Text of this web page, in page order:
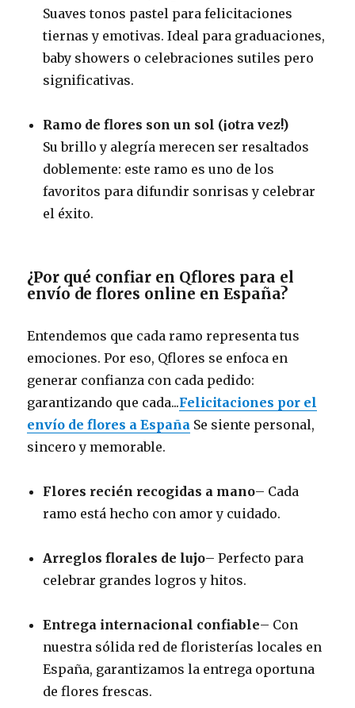
Suaves tonos pastel para felicitaciones
tiernas y emotivas. Ideal para graduaciones,
baby showers o celebraciones sutiles pero
significativas.
Ramo de flores son un sol (¡otra vez!)
Su brillo y alegría merecen ser resaltados
doblemente: este ramo es uno de los
favoritos para difundir sonrisas y celebrar
el éxito.
¿Por qué confiar en Qflores para el
envío de flores online en España?
Entendemos que cada ramo representa tus
emociones. Por eso, Qflores se enfoca en
generar confianza con cada pedido:
garantizando que cada...Felicitaciones por el
envío de flores a España Se siente personal,
sincero y memorable.
Flores recién recogidas a mano– Cada
ramo está hecho con amor y cuidado.
Arreglos florales de lujo– Perfecto para
celebrar grandes logros y hitos.
Entrega internacional confiable– Con
nuestra sólida red de floristerías locales en
España, garantizamos la entrega oportuna
de flores frescas.